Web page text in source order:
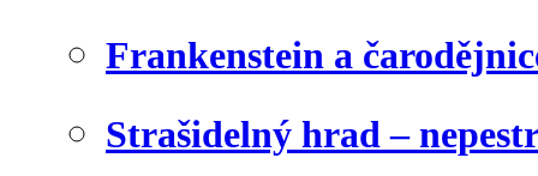
Frankenstein a
Strašidelný hrad –